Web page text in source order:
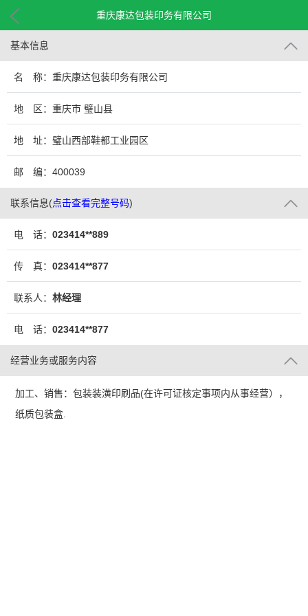
重庆康达包装印务有限公司
基本信息
名 称：重庆康达包装印务有限公司
地 区：重庆市 璧山县
地 址：璧山西部鞋都工业园区
邮 编：400039
联系信息(点击查看完整号码)
电 话： 023414**889
传 真： 023414**877
联系人： 林经理
电 话： 023414**877
经营业务或服务内容
加工、销售：包装装潢印刷品(在许可证核定事项内从事经营），
纸质包装盒.